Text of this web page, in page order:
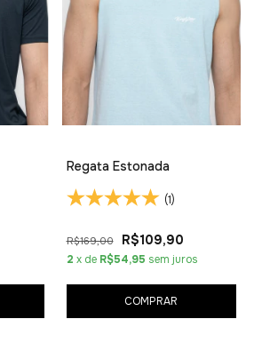
Regata Estonada
(1)
R$169,00 R$109,90
2 x de R$54,95 sem juros
COMPRAR